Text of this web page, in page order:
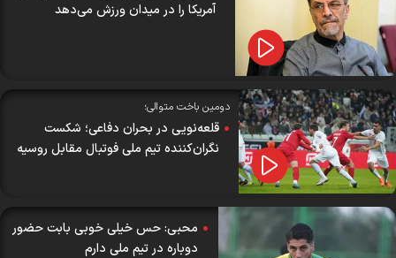
آمریکا را در میدان ورزش می‌دهد
دومین باخت متوالی؛
قلعه‌نویی در بحران دفاعی؛ شکست
نگران‌کننده تیم ملی فوتبال مقابل روسیه
محبی: حس خیلی خوبی بابت حضور
دوباره در تیم ملی دارم